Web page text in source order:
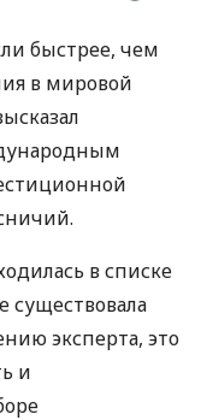
быстрее, чем
в мировой
в списке
существовала
эксперта, это
и